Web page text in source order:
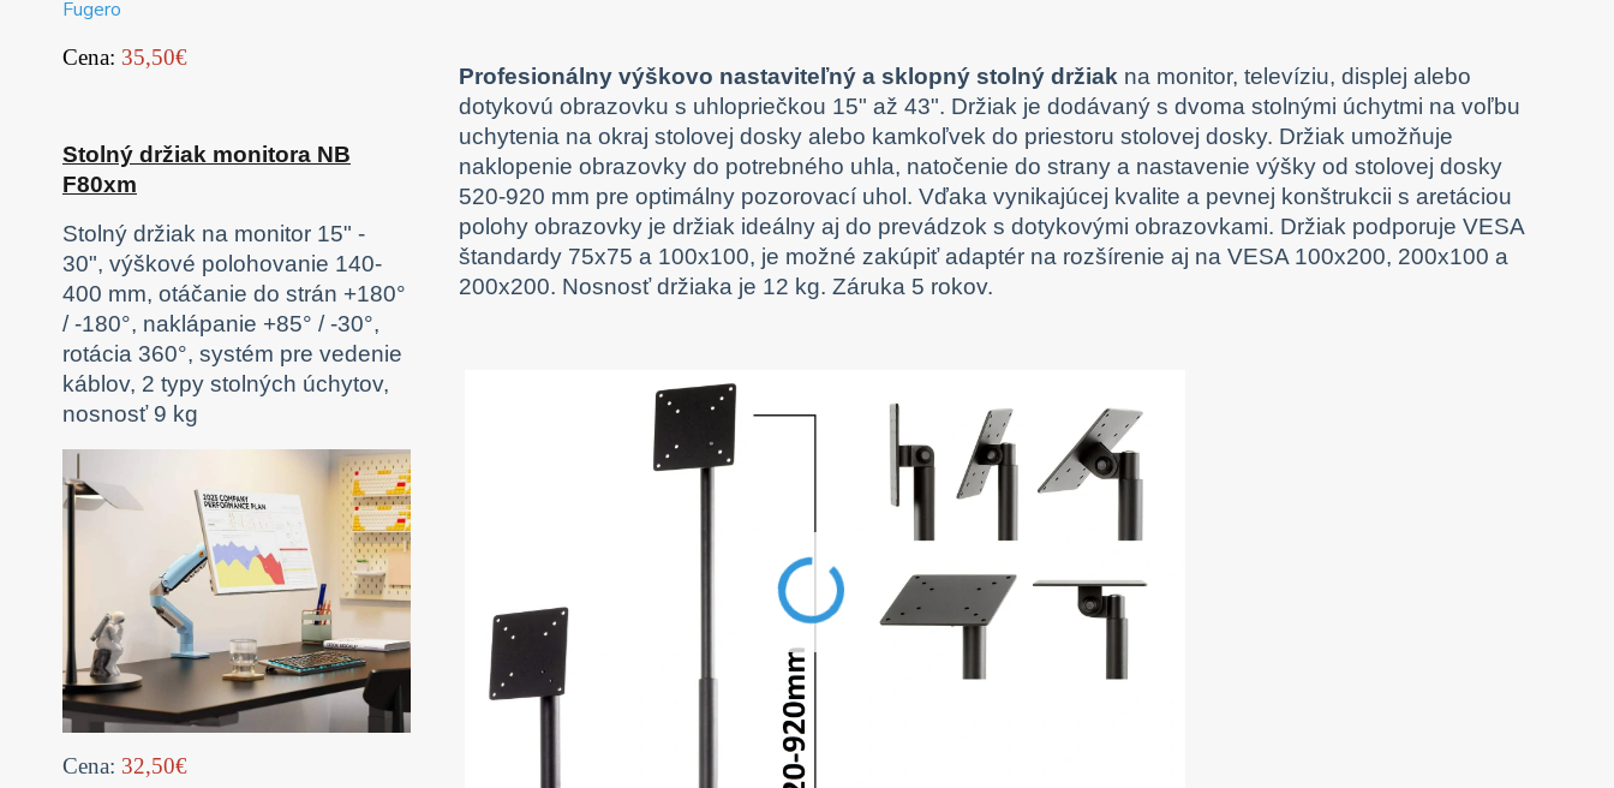
Cena: 35,50€
Stolný držiak monitora NB
F80xm
Stolný držiak na monitor 15" -
30", výškové polohovanie 140-
400 mm, otáčanie do strán +180°
/ -180°, naklápanie +85° / -30°,
rotácia 360°, systém pre vedenie
káblov, 2 typy stolných úchytov,
nosnosť 9 kg
Cena: 32,50€
Profesionálny výškovo nastaviteľný a sklopný stolný držiak na monitor, televíziu, displej alebo
dotykovú obrazovku s uhlopriečkou 15" až 43". Držiak je dodávaný s dvoma stolnými úchytmi na voľbu
uchytenia na okraj stolovej dosky alebo kamkoľvek do priestoru stolovej dosky. Držiak umožňuje
naklopenie obrazovky do potrebného uhla, natočenie do strany a nastavenie výšky od stolovej dosky
520-920 mm pre optimálny pozorovací uhol. Vďaka vynikajúcej kvalite a pevnej konštrukcii s aretáciou
polohy obrazovky je držiak ideálny aj do prevádzok s dotykovými obrazovkami. Držiak podporuje VESA
štandardy 75x75 a 100x100, je možné zakúpiť adaptér na rozšírenie aj na VESA 100x200, 200x100 a
200x200. Nosnosť držiaka je 12 kg. Záruka 5 rokov.